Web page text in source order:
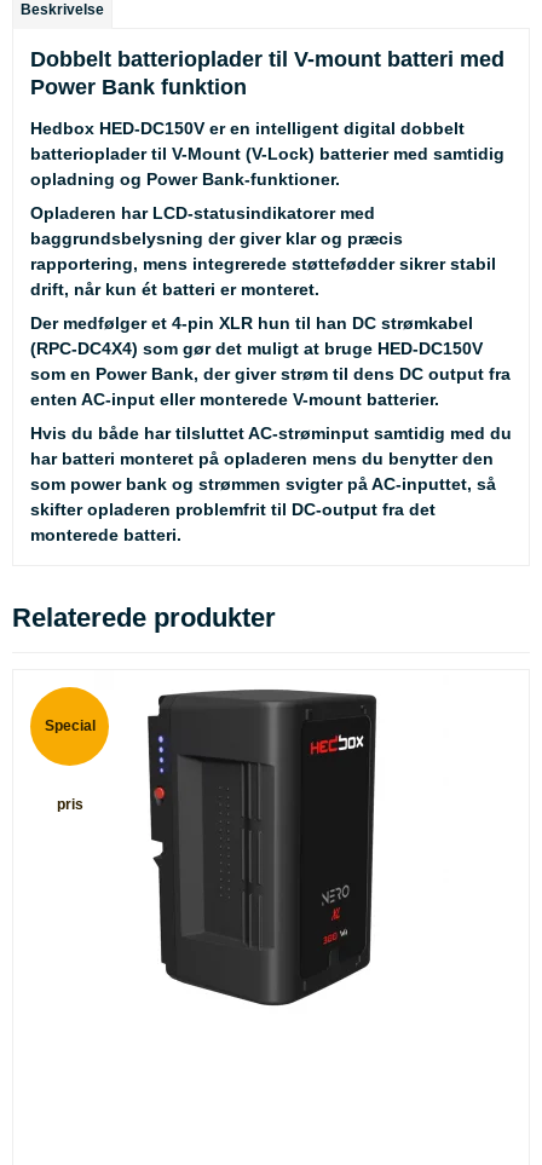
Beskrivelse
Dobbelt batterioplader til V-mount batteri med
Power Bank funktion
Hedbox HED-DC150V er en intelligent digital dobbelt
batterioplader til V-Mount (V-Lock) batterier med samtidig
opladning og Power Bank-funktioner.
Opladeren har LCD-statusindikatorer med
baggrundsbelysning der giver klar og præcis
rapportering, mens integrerede støttefødder sikrer stabil
drift, når kun ét batteri er monteret.
Der medfølger et 4-pin XLR hun til han DC strømkabel
(RPC-DC4X4) som gør det muligt at bruge HED-DC150V
som en Power Bank, der giver strøm til dens DC output fra
enten AC-input eller monterede V-mount batterier.
Hvis du både har tilsluttet AC-strøminput samtidig med du
har batteri monteret på opladeren mens du benytter den
som power bank og strømmen svigter på AC-inputtet, så
skifter opladeren problemfrit til DC-output fra det
monterede batteri.
Relaterede produkter
Special
pris